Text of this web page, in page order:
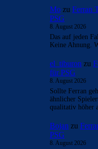
-
AKTUELLE USER-